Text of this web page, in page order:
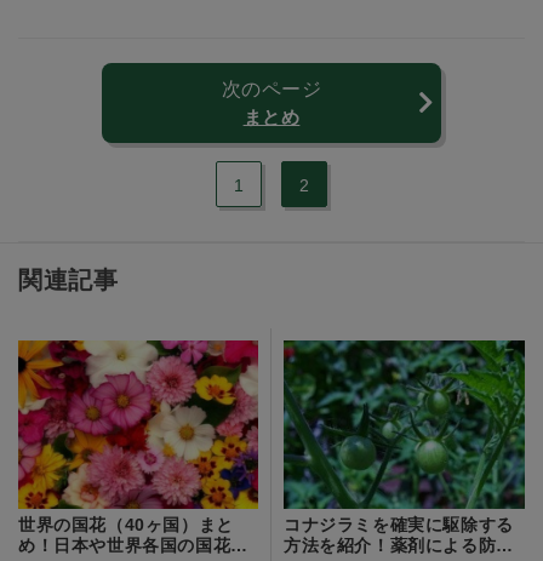
次のページ
まとめ
1 2
関連記事
世界の国花（40ヶ国）まと
め！日本や世界各国の国花・
コナジラミを確実に駆除する
方法を紹介！薬剤による防除